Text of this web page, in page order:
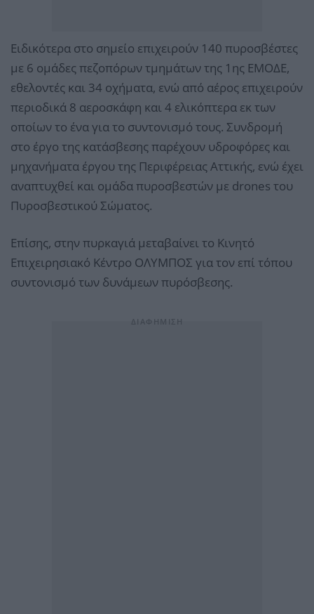
Ειδικότερα στο σημείο επιχειρούν 140 πυροσβέστες
με 6 ομάδες πεζοπόρων τμημάτων της 1ης ΕΜΟΔΕ,
εθελοντές και 34 οχήματα, ενώ από αέρος επιχειρούν
περιοδικά 8 αεροσκάφη και 4 ελικόπτερα εκ των
οποίων το ένα για το συντονισμό τους. Συνδρομή
στο έργο της κατάσβεσης παρέχουν υδροφόρες και
μηχανήματα έργου της Περιφέρειας Αττικής, ενώ έχει
αναπτυχθεί και ομάδα πυροσβεστών με drones του
Πυροσβεστικού Σώματος.
Επίσης, στην πυρκαγιά μεταβαίνει το Κινητό
Επιχειρησιακό Κέντρο ΟΛΥΜΠΟΣ για τον επί τόπου
συντονισμό των δυνάμεων πυρόσβεσης.